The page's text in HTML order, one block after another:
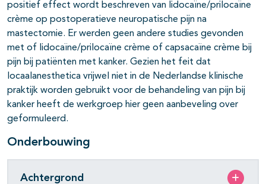
positief effect wordt beschreven van lidocaïne/prilocaïne
crème op postoperatieve neuropatische pijn na
mastectomie. Er werden geen andere studies gevonden
met of lidocaïne/prilocaïne crème of capsacaïne crème bij
pijn bij patiënten met kanker. Gezien het feit dat
locaalanesthetica vrijwel niet in de Nederlandse klinische
praktijk worden gebruikt voor de behandeling van pijn bij
kanker heeft de werkgroep hier geen aanbeveling over
geformuleerd.
Onderbouwing
Achtergrond